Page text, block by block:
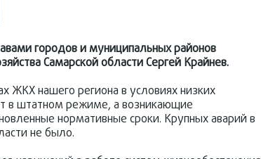
городов и муниципальных районов
Самарской областиСергей Крайнев.
ЖКХ нашего региона в условиях низких
в штатном режиме, а возникающие
нормативные сроки. Крупных аварий в
не было.